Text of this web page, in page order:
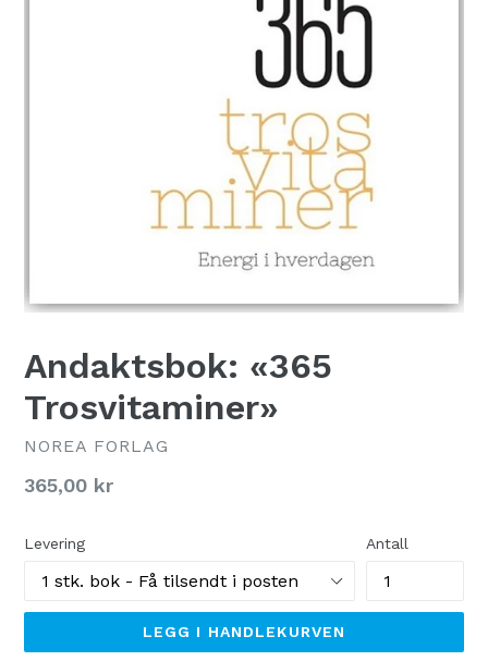
Andaktsbok: «365
Trosvitaminer»
NOREA FORLAG
Normal
365,00 kr
Levering Antall
LEGG I HANDLEKURVEN